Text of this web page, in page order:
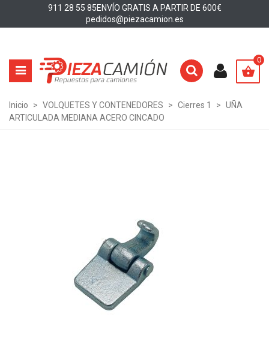
911 28 55 85ENVÍO GRATIS A PARTIR DE 600€
pedidos@piezacamion.es
0
Inicio > VOLQUETES Y CONTENEDORES > Cierres 1 > UÑA
ARTICULADA MEDIANA ACERO CINCADO